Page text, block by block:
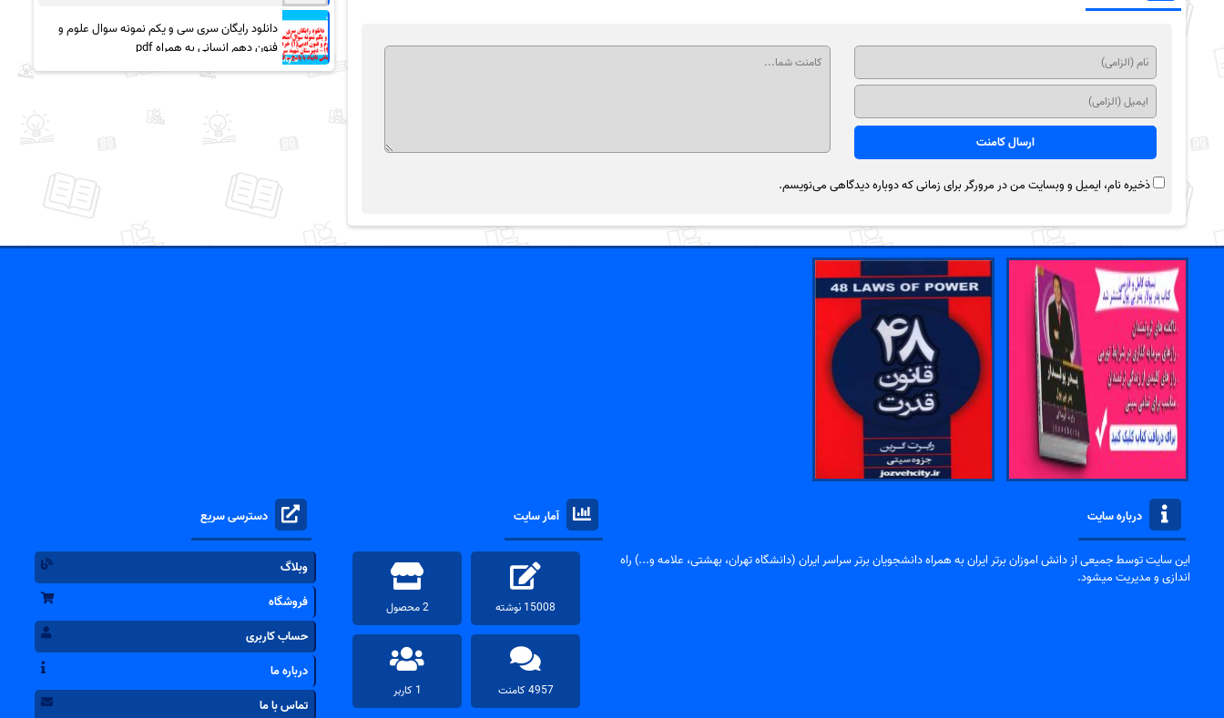
ذخیره نام، ایمیل و وبسایت من در مرورگر برای زمانی که دوباره دیدگاهی می‌نویسم.
دانلود رایگان سری سی و یکم نمونه سوال علوم و
فنون دهم انسانی به همراه pdf
درباره سایت
این سایت توسط جمیعی از دانش اموزان برتر ایران به همراه دانشجویان برتر سراسر ایران (دانشگاه تهران، بهشتی، علامه و...) راه
اندازی و مدیریت میشود.
آمار سایت
15008 نوشته 2 محصول
4957 کامنت 1 کاربر
دسترسی سریع
وبلاگ
فروشگاه
حساب کاربری
درباره ما
تماس با ما